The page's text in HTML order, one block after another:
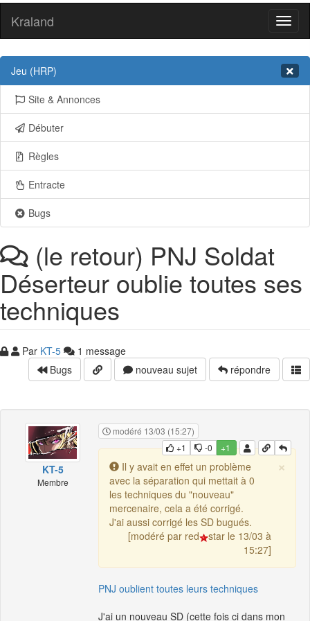
Kraland
Jeu (HRP)
Site & Annonces
Débuter
Règles
Entracte
Bugs
(le retour) PNJ Soldat
Déserteur oublie toutes ses
techniques
Par KT-5
1 message
Bugs
nouveau sujet répondre
KT-5
Membre
modéré 13/03 (15:27)
+1
-0 +1
×
Il y avait en effet un problème
avec la séparation qui mettait à 0
les techniques du "nouveau"
mercenaire, cela a été corrigé.
J'ai aussi corrigé les SD bugués.
[modéré par red
star le 13/03 à
15:27]
PNJ oublient toutes leurs techniques
J'ai un nouveau SD (cette fois ci dans mon